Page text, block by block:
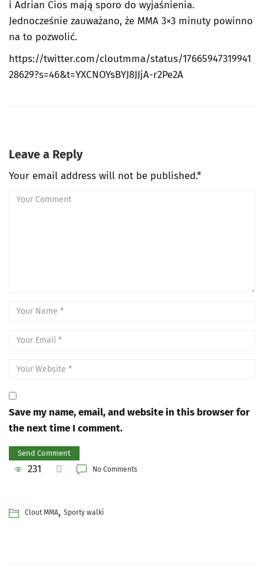
i Adrian Cios mają sporo do wyjaśnienia.
Jednocześnie zauważano, że MMA 3×3 minuty powinno
na to pozwolić.
https://twitter.com/cloutmma/status/17665947319941
28629?s=46&t=YXCNOYsBYJ8JJjA-r2Pe2A
Leave a Reply
Your email address will not be published.*
Save my name, email, and website in this browser for
the next time I comment.
231 No Comments
Clout MMA, Sporty walki